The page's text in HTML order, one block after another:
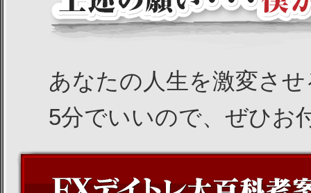
あなたの人生を激変さ
5分でいいので、ぜひお